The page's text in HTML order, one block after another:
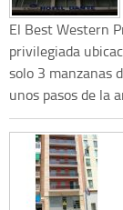
El Best Western
privilegiada
solo 3 manzanas
unos pasos de la